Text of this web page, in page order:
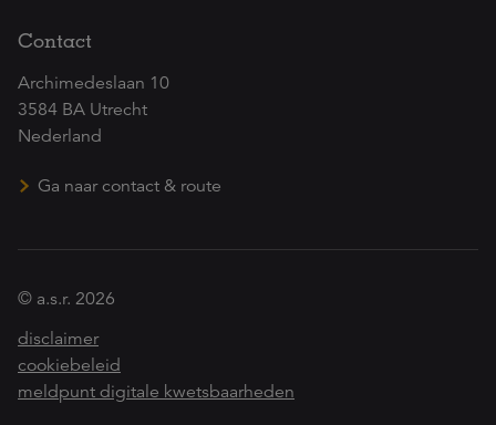
Contact
Archimedeslaan 10
3584 BA Utrecht
Nederland
Ga naar contact & route
© a.s.r. 2026
disclaimer
cookiebeleid
meldpunt digitale kwetsbaarheden